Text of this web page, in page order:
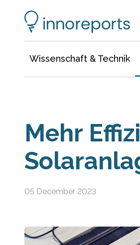
Wissenschaft & Technik
Mehr
05 December 2023